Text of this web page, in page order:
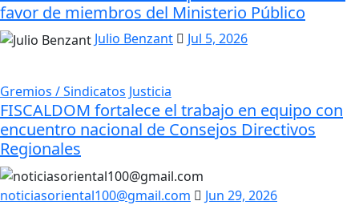
favor de miembros del Ministerio Público
Julio Benzant Jul 5, 2026
Gremios / Sindicatos Justicia
FISCALDOM fortalece el trabajo en equipo con
encuentro nacional de Consejos Directivos
Regionales
noticiasoriental100@gmail.com Jun 29, 2026